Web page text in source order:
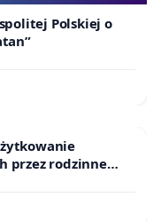
domowej
URL tej strony i
interakcji z tym
Polskiej o
przez rodzinne